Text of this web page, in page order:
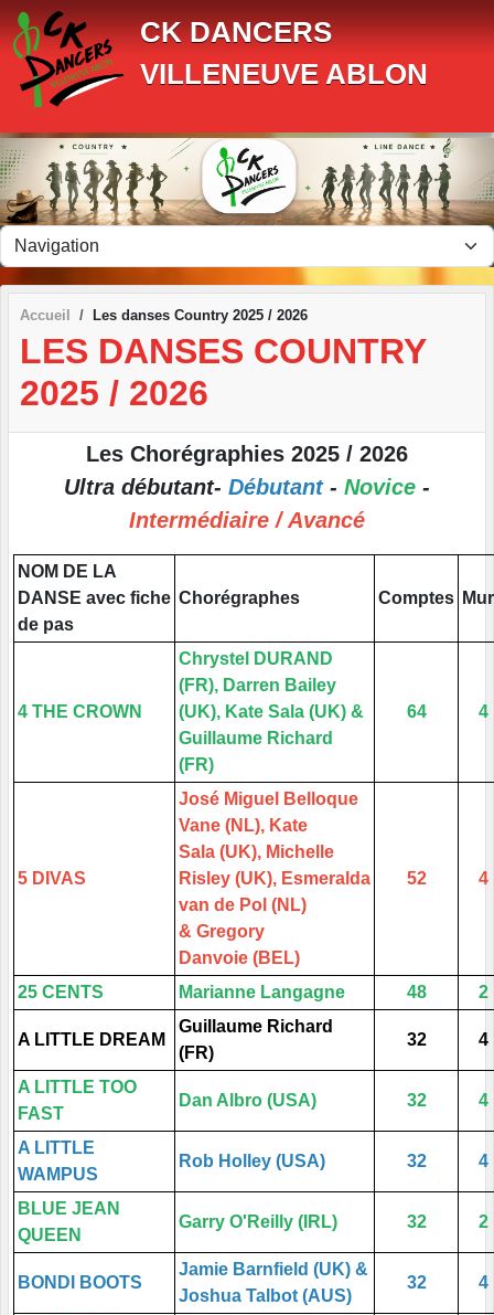
CK DANCERS
VILLENEUVE ABLON
Accueil Les danses Country 2025 / 2026
LES DANSES COUNTRY
2025 / 2026
Les Chorégraphies 2025 / 2026
Ultra débutant- Débutant- Novice -
Intermédiaire / Avancé
NOM DE LA
DANSE avec fiche
de pas
Chorégraphes Comptes
4 THE CROWN
Chrystel DURAND
(FR), Darren Bailey
(UK), Kate Sala (UK) &
Guillaume Richard
(FR)
64 4
5 DIVAS
José Miguel Belloque
Vane (NL), Kate
Sala (UK), Michelle
Risley (UK), Esmeralda
van de Pol (NL)
& Gregory
Danvoie (BEL)
52 4
25 CENTS Marianne Langagne 48 2
A LITTLE DREAM
Guillaume Richard
(FR)
32 4
A LITTLE TOO
FAST
Dan Albro (USA) 32 4
A LITTLE
WAMPUS
Rob Holley (USA) 32 4
BLUE JEAN
QUEEN
Garry O'Reilly (IRL) 32 2
BONDI BOOTS
Jamie Barnfield (UK) &
Joshua Talbot (AUS)
32 4
Panneau de gestion des cookies